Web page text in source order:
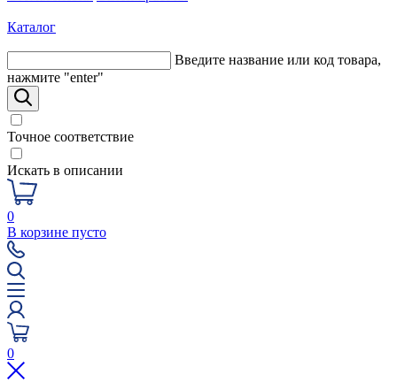
Каталог
Введите название или код товара,
нажмите "enter"
Точное соответствие
Искать в описании
0
В корзине пусто
0